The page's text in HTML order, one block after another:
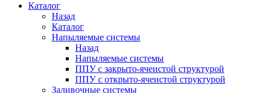
Каталог
Назад
Каталог
Напыляемые системы
Назад
Напыляемые системы
ППУ с закрыто-ячеистой структурой
ППУ с открыто-ячеистой структурой
Заливочные системы